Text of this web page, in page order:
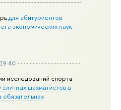
для абитуриентов
экономических наук
19:40
исследований спорта
шахматистов в
обязательна»